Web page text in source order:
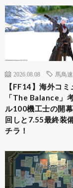
2026.08.08 馬鳥
【FF14】海外コミ
「The Balance」
ル100機工士の開
回しと7.55最終装
チラ！